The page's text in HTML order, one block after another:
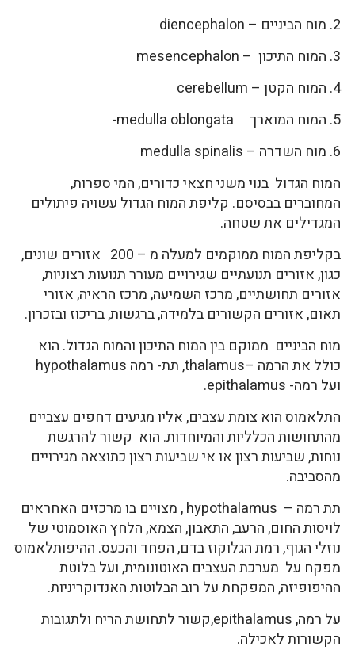
2. מוח הביניים – diencephalon
3. המוח התיכון – mesencephalon
4. המוח הקטן – cerebellum
5. המוח המוארך medulla oblongata-
6. מוח השדרה – medulla spinalis
המוח הגדול בנוי משני חצאי כדורים, המי ספרות,
המחוברים בבסיסם. קליפת המוח הגדול עשויה פיתולים
המגדילים את שטחה.
בקליפת המוח ממוקמים למעלה מ – 200 אזורים שונים,
כגון, אזורים תנועתיים שגירויים מעורר תנועות רצוניות,
אזורים תחושתיים, מרכז השמיעה, מרכז הראיה, אזורי
תאום, אזורים הקשורים בלמידה, ברגשות, בריכוז ובזכרון.
מוח הביניים ממוקם בין המוח התיכון והמוח הגדול. הוא
כולל את הרמה –thalamus, תת- רמה hypothalamus
ועל רמה- epithalamus.
התלאמוס הוא צומת עצבים, אליו מגיעים דחפים עצביים
מהתחושות הכלליות והמיוחדות. הוא קשור להרגשת
נוחות, שביעות רצון או אי שביעות רצון כתוצאה מגירויים
מהסביבה.
תת רמה – hypothalamus , מצויים בו מרכזים האחראים
לויסות החום, הרעב, התאבון, הצמא, הלחץ האוסמוטי של
נוזלי הגוף, רמת הגלוקוז בדם, הפחד והכעס. ההיפותלאמוס
מפקח על מערכת העצבים האוטונומית, ועל בלוטת
ההיפופיזה, המפקחת על רוב הבלוטות האנדוקריניות.
על רמה, epithalamus,קשור לתחושת הריח ולתגובות
הקשורות לאכילה.